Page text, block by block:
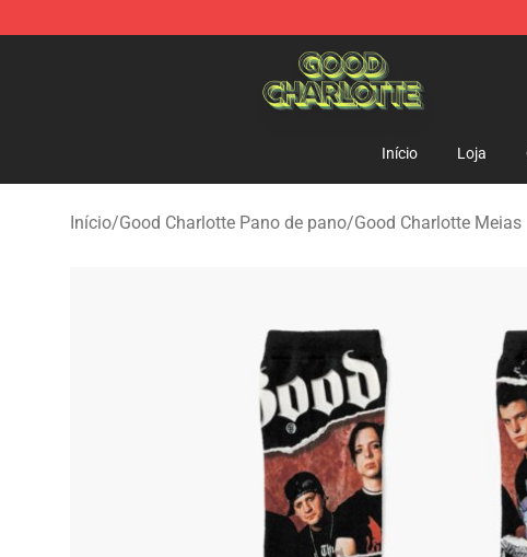
Good Charlotte Store - Official Good Charlotte Merchandise
Início Loja
Início/Good Charlotte Pano de pano/Good Charlotte Meias